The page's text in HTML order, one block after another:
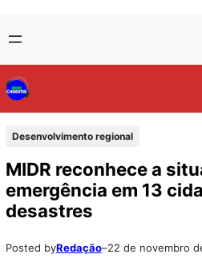
para
o
conteúdo
to
content
Desenvolvimento regional
MIDR reconhece a
emergência em 13
desastres
Posted byRedação–22 de novembro